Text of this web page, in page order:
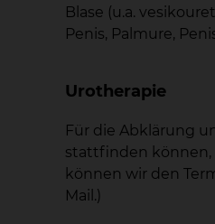
Blase (u.a.
Penis, Palmure,
Urotherapie
Für die Abklärung
stattfinden können,
können wir den
Mail.)